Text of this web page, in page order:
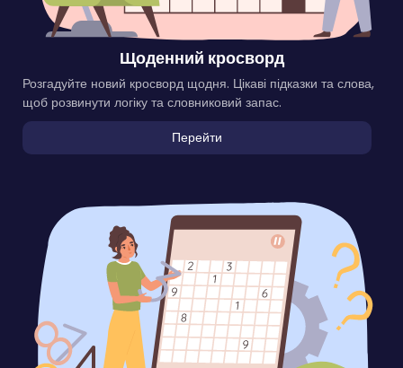
Щоденний кросворд
Розгадуйте новий кросворд щодня. Цікаві підказки та слова,
щоб розвинути логіку та словниковий запас.
Перейти